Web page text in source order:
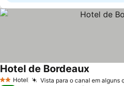
2 Estrelas
Hotel Vista para o canal em alguns
Hotel de Bordeaux